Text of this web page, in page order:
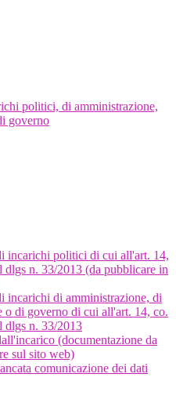
politici, di amministrazione,
governo
incarichi politici di cui all'art. 14,
dlgs n. 33/2013 (da pubblicare in
incarichi di amministrazione, di
o di governo di cui all'art. 14, co.
dlgs n. 33/2013
(documentazione da
sul sito web)
comunicazione dei dati